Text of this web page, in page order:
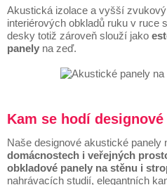
Akustická izolace a vyšší
interiérových obkladů ruku v ruce
desky totiž zároveň slouží jako
panely na zeď.
Kam se hodí
Naše designové akustické panely
domácnostech i veřejných
obkladové panely na stěnu i
nahrávacích studií, elegantních